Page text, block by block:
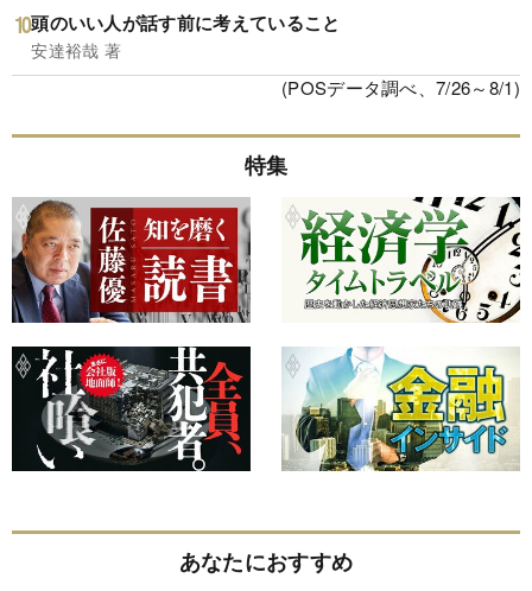
頭のいい人が話す前に考えていること
安達裕哉 著
(POSデータ調べ、7/26～8/1)
特集
あなたにおすすめ